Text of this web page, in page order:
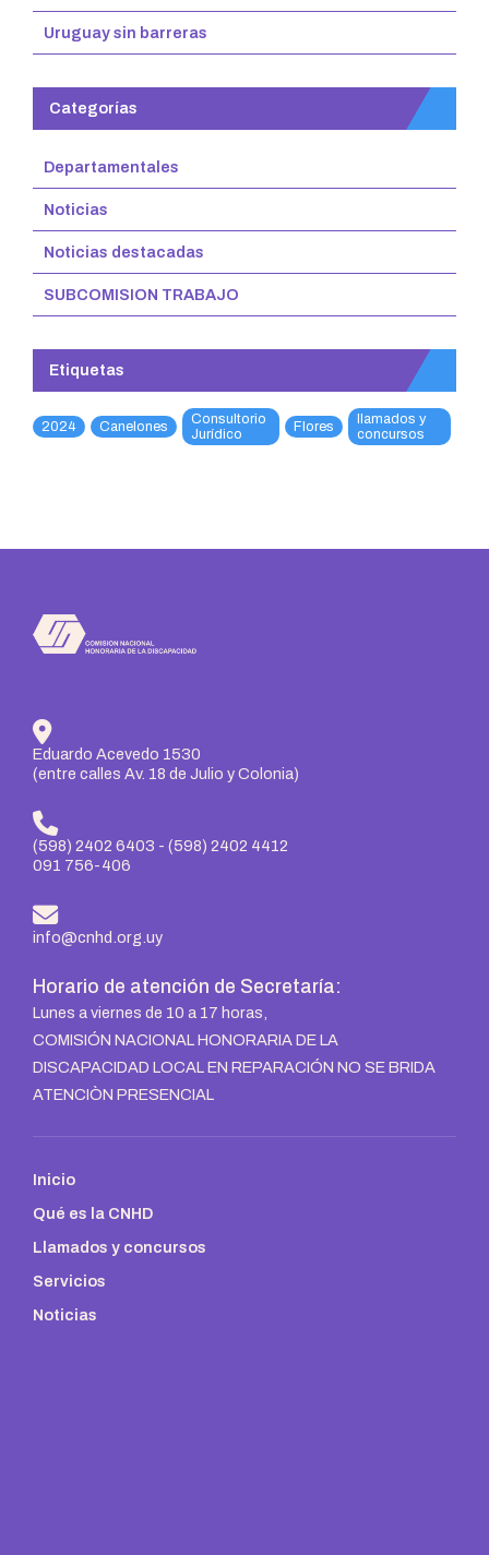
Uruguay sin barreras
Categorías
Departamentales
Noticias
Noticias destacadas
SUBCOMISION TRABAJO
Etiquetas
2024 Canelones
Consultorio
Jurídico
Flores
llamados y
concursos
Eduardo Acevedo 1530
(entre calles Av. 18 de Julio y Colonia)
(598) 2402 6403 - (598) 2402 4412
091 756-406
info@cnhd.org.uy
Horario de atención de Secretaría:
Lunes a viernes de 10 a 17 horas,
COMISIÓN NACIONAL HONORARIA DE LA
DISCAPACIDAD LOCAL EN REPARACIÓN NO SE BRIDA
ATENCIÒN PRESENCIAL
Inicio
Qué es la CNHD
Llamados y concursos
Servicios
Noticias